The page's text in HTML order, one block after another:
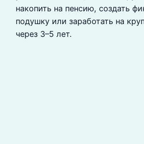
накопить на пенсию, создать
подушку или заработать на
через 3–5 лет.